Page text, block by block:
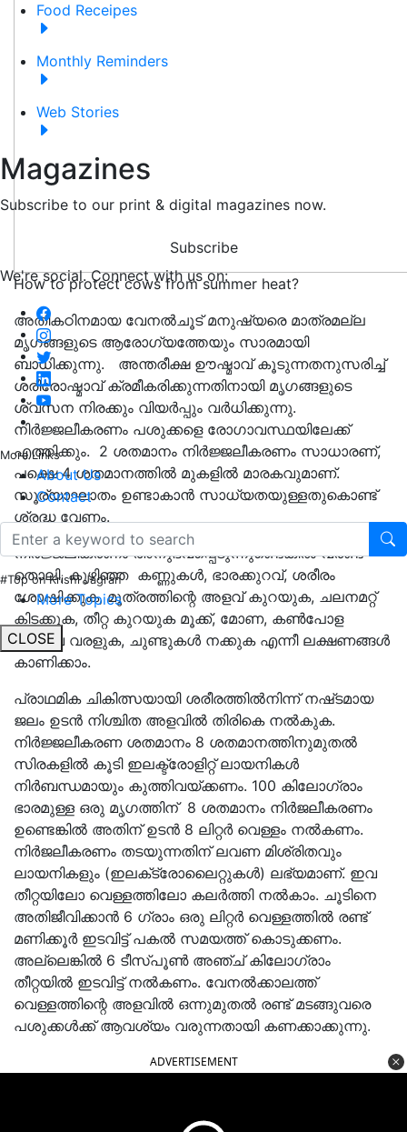
Food Receipes
Monthly Reminders
Web Stories
Magazines
Subscribe to our print & digital magazines now.
Subscribe
We're social. Connect with us on:
More Links
About Us
Contact
#Top on Krishi Jagran
More Topics
CLOSE
How to protect cows from summer heat?
അതികഠിനമായ വേനൽചൂട് മനുഷ്യരെ മാത്രമല്ല
മൃഗങ്ങളുടെ ആരോഗ്യത്തേയും സാരമായി
ബാധിക്കുന്നു. അന്തരീക്ഷ ഊഷ്മാവ് കൂടുന്നതനുസരിച്ച്‌
ശരീരോഷ്മാവ് ക്രമീകരിക്കുന്നതിനായി മൃഗങ്ങളുടെ
ശ്വസന നിരക്കും വിയർപ്പും വർധിക്കുന്നു.
നിർജ്ജലീകരണം പശുക്കളെ രോഗാവസ്ഥയിലേക്ക്
എത്തിക്കും. 2 ശതമാനം നിർജ്ജലീകരണം സാധാരണ്,
പക്ഷെ 4 ശതമാനത്തിൽ മുകളിൽ മാരകവുമാണ്.
സൂര്യാഘാതം ഉണ്ടാകാൻ സാധ്യതയുള്ളതുകൊണ്ട്
ശ്രദ്ധ വേണം.
നിർജ്ജലീകരണം അനുഭവപ്പെടുന്നുണ്ടെങ്കിൽ വരണ്ട
തൊലി, കുഴിഞ്ഞ കണ്ണുകൾ, ഭാരക്കുറവ്, ശരീരം
ശോഷിക്കുക, മൂത്രത്തിന്റെ അളവ് കുറയുക, ചലനമറ്റ്
കിടക്കുക, തീറ്റ കുറയുക മൂക്ക്, മോണ, കൺപോള
എന്നിവ വരളുക, ചുണ്ടുകൾ നക്കുക എന്നീ ലക്ഷണങ്ങൾ
കാണിക്കാം.
പ്രാഥമിക ചികിത്സയായി ശരീരത്തിൽനിന്ന് നഷ്‌ടമായ
ജലം ഉടൻ നിശ്ചിത അളവിൽ തിരികെ നൽകുക.
നിർജ്ജലീകരണ ശതമാനം 8 ശതമാനത്തിനുമുതൽ
സിരകളിൽ കൂടി ഇലക്ട്രോളിറ്റ് ലായനികൾ
നിർബന്ധമായും കുത്തിവയ്ക്കണം. 100 കിലോഗ്രാം
ഭാരമുള്ള ഒരു മൃഗത്തിന് 8 ശതമാനം നിർജലീകരണം
ഉണ്ടെങ്കിൽ അതിന് ഉടൻ 8 ലിറ്റർ വെള്ളം നൽകണം.
നിർജലീകരണം തടയുന്നതിന് ലവണ മിശ്രിതവും
ലായനികളും (ഇലക്‌ട്രോലൈറ്റുകൾ) ലഭ്യമാണ്. ഇവ
തീറ്റയിലോ വെള്ളത്തിലോ കലർത്തി നൽകാം. ചൂടിനെ
അതിജീവിക്കാൻ 6 ഗ്രാം ഒരു ലിറ്റർ വെള്ളത്തിൽ രണ്ട്
മണിക്കൂർ ഇടവിട്ട് പകൽ സമയത്ത് കൊടുക്കണം.
അല്ലെങ്കിൽ 6 ടീസ്പൂൺ അഞ്ച് കിലോഗ്രാം
തീറ്റയിൽ ഇടവിട്ട് നൽകണം. വേനൽക്കാലത്ത്
വെള്ളത്തിന്റെ അളവിൽ ഒന്നുമുതൽ രണ്ട് മടങ്ങുവരെ
പശുക്കൾക്ക്‌ ആവശ്യം വരുന്നതായി കണക്കാക്കുന്നു.
ADVERTISEMENT